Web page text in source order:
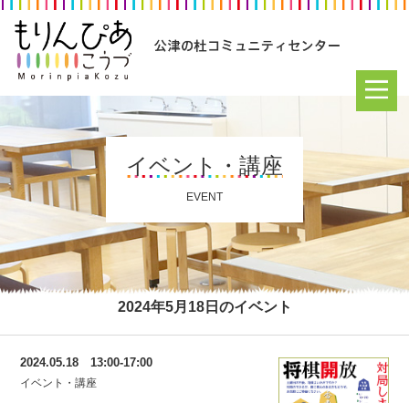
イベント・講座
EVENT
2024年5月18日のイベント
2024.05.18 13:00-17:00
イベント・講座